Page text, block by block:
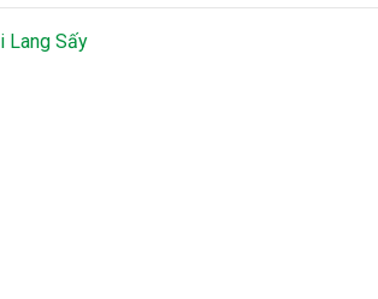
Lang Sấy